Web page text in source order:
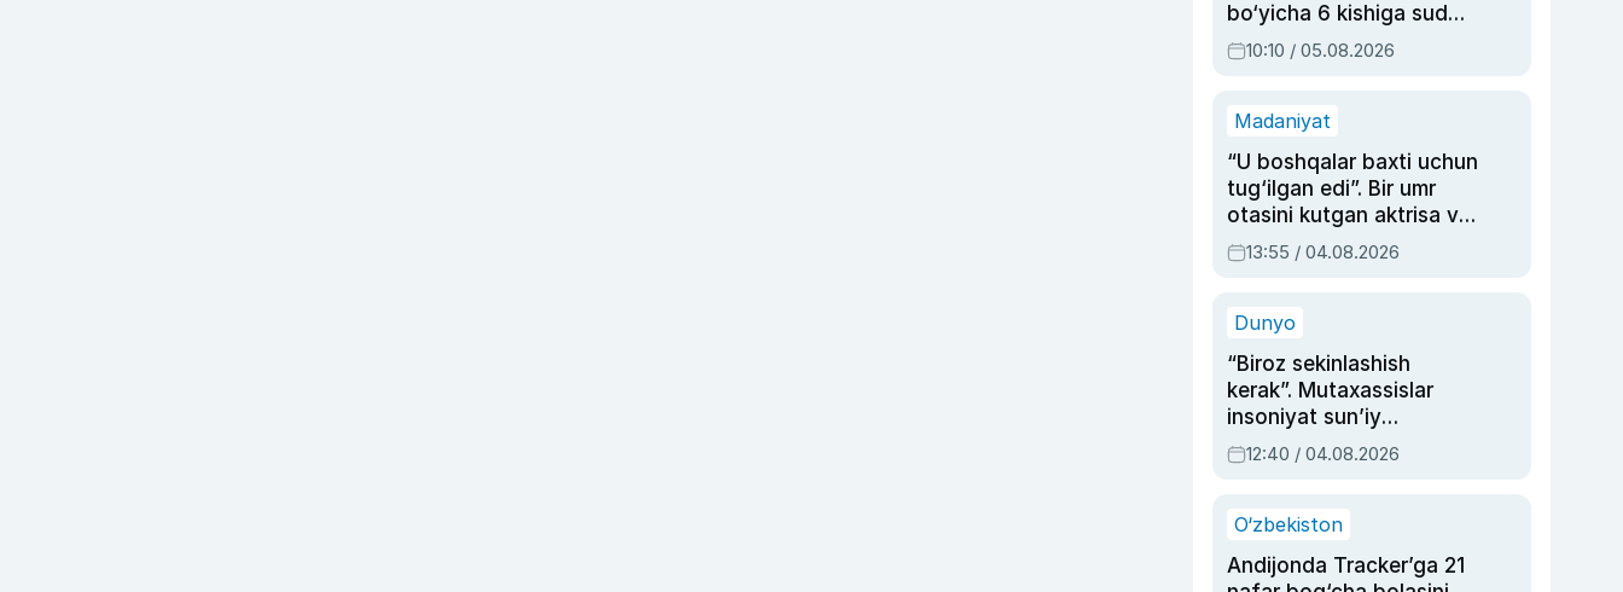
bo‘yicha 6 kishiga sud
hukmi o‘qildi
10:10 / 05.08.2026
Madaniyat
“U boshqalar baxti uchun
tug‘ilgan edi”. Bir umr
otasini kutgan aktrisa va
dublyaj ustasi Rimma
Ahmedovaning
13:55 / 04.08.2026
Dunyo
“Biroz sekinlashish
kerak”. Mutaxassislar
insoniyat sun’iy
intellektni boshqara
olmay qolishidan xavotir
12:40 / 04.08.2026
O‘zbekiston
Andijonda Tracker’ga 21